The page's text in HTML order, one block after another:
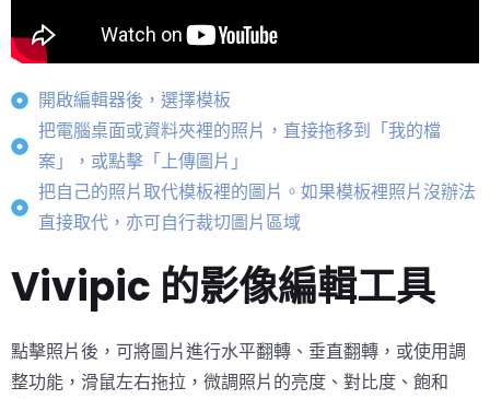
開啟編輯器後，選擇模板
把電腦桌面或資料夾裡的照片，直接拖移到「我的檔
案」，或點擊「上傳圖片」
把自己的照片取代模板裡的圖片。如果模板裡照片沒辦法
直接取代，亦可自行裁切圖片區域
Vivipic 的影像編輯工具
點擊照片後，可將圖片進行水平翻轉、垂直翻轉，或使用調
整功能，滑鼠左右拖拉，微調照片的亮度、對比度、飽和